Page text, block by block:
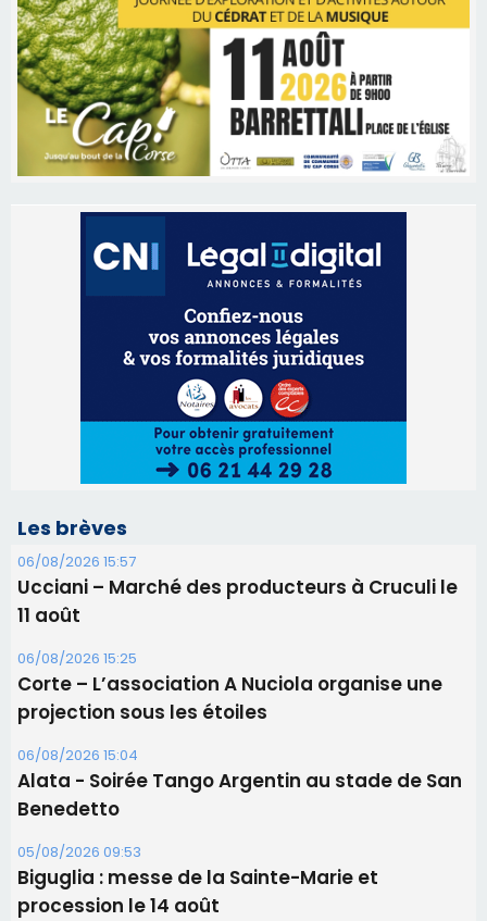
Les brèves
06/08/2026 15:57
Ucciani – Marché des producteurs à Cruculi le
11 août
06/08/2026 15:25
Corte – L’association A Nuciola organise une
projection sous les étoiles
06/08/2026 15:04
Alata - Soirée Tango Argentin au stade de San
Benedetto
05/08/2026 09:53
Biguglia : messe de la Sainte-Marie et
procession le 14 août